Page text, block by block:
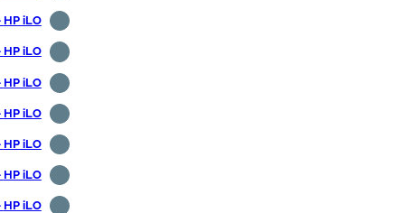
HP iLO - الوصول إلى وحدة التحكم عن بعد
HP iLO - استعادة كلمة المرور
HP iLO - تغيير كلمة المرور الافتراضية
HP iLO - تثبيت نظام التشغيل عن بعد
HP iLO - ترقية البرامج الثابتة
HP iLO - إعادة تشغيل واجهة الإدارة
HP iLO - إعادة تمهيد ملقم DL380